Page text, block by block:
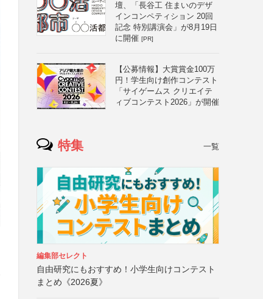
壇、「長谷工 住まいのデザ
インコンペティション 20回
記念 特別講演会」が8月19日
に開催 [PR]
【公募情報】大賞賞金100万
円！学生向け創作コンテスト
「サイゲームス クリエイテ
ィブコンテスト2026」が開催
特集 一覧
編集部セレクト
自由研究にもおすすめ！小学生向けコンテスト
まとめ《2026夏》